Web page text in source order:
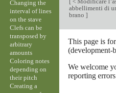
abbellimenti di
brano ]
This page is
(development-
We welcome
reporting
Changing the
interval of lines
on the stave
Clefs can be
transposed by
arbitrary
amounts
Coloring notes
depending on
their pitch
Creating a